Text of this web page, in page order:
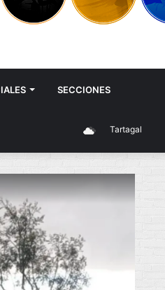
SECCIONES
Tartagal